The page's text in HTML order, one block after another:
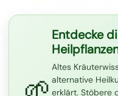
Entdecke
Altes
alternative
erklärt. Stöbere